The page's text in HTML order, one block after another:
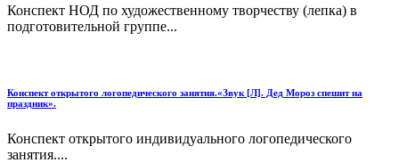
Конспект НОД по художественному творчеству (лепка) в
подготовительной группе...
Конспект открытого логопедического занятия.«Звук [Л]. Дед Мороз спешит на
праздник».
Конспект открытого индивидуального логопедического
занятия....